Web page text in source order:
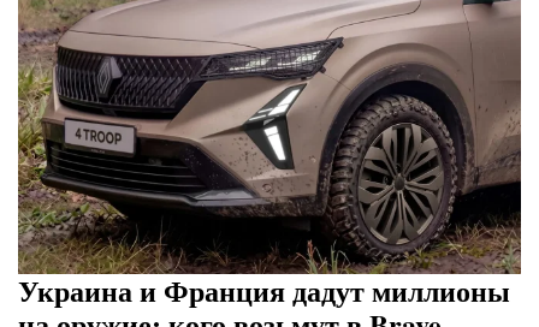
Украина и Франция дадут миллионы